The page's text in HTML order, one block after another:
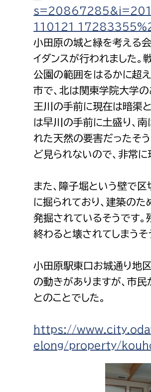
小田原の城と緑を考える
イダンスが行われました
公園の範囲をはるかに超
市で、北は関東学院大学
王川の手前に現在は暗渠
は早川の手前に土盛り、
れた天然の要害だったそ
ど見られないので、非常に
また、障子堀という壁で
に掘られており、建築の
発掘されているそうです
終わると壊されてしまうそ
小田原駅東口お城通り地
の動きがありますが、市
とのことでした。
https://
elong/property/